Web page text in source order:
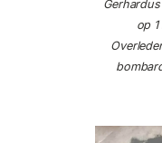
op